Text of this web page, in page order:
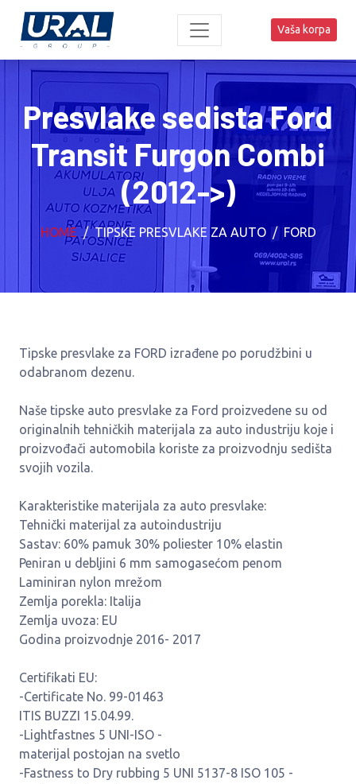
Vaša korpa
Presvlake sedista Ford
Transit Furgon Combi
(2012->)
HOME TIPSKE PRESVLAKE ZA AUTO FORD
Tipske presvlake za FORD izrađene po porudžbini u
odabranom dezenu.
Naše tipske auto presvlake za Ford proizvedene su od
originalnih tehničkih materijala za auto industriju koje i
proizvođači automobila koriste za proizvodnju sedišta
svojih vozila.
Karakteristike materijala za auto presvlake:
Tehnički materijal za autoindustriju
Sastav: 60% pamuk 30% poliester 10% elastin
Peniran u debljini 6 mm samogasećom penom
Laminiran nylon mrežom
Zemlja porekla: Italija
Zemlja uvoza: EU
Godina proizvodnje 2016- 2017
Certifikati EU:
-Certificate No. 99-01463
ITIS BUZZI 15.04.99.
-Lightfastnes 5 UNI-ISO -
materijal postojan na svetlo
-Fastness to Dry rubbing 5 UNI 5137-8 ISO 105 -